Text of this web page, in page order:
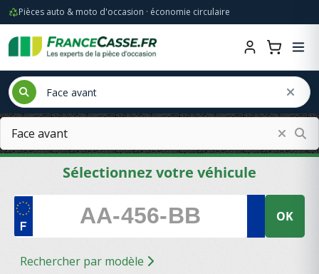
Pièces auto & moto d'occasion · économie circulaire
Sélectionnez votre véhicule
OK
Rechercher par modèle